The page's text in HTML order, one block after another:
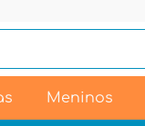
Meninos